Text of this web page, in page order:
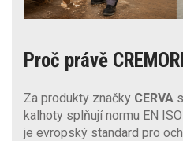
Proč právě
Za produkty značky CERVA
kalhoty splňují normu EN
je evropský standard pro